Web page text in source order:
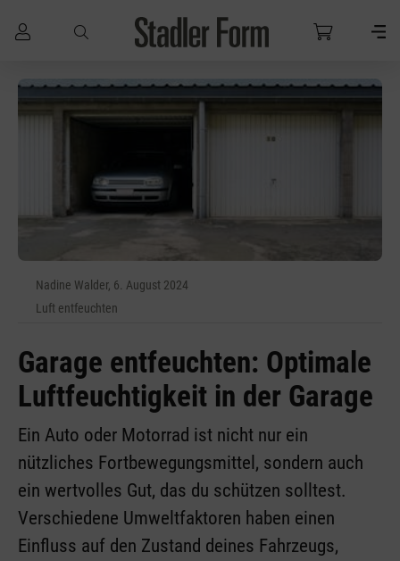
Zum Hauptinhalt springen
Nadine Walder, 6. August 2024
Luft entfeuchten
Garage entfeuchten: Optimale
Luftfeuchtigkeit in der Garage
Ein Auto oder Motorrad ist nicht nur ein
nützliches Fortbewegungsmittel, sondern auch
ein wertvolles Gut, das du schützen solltest.
Verschiedene Umweltfaktoren haben einen
Einfluss auf den Zustand deines Fahrzeugs,